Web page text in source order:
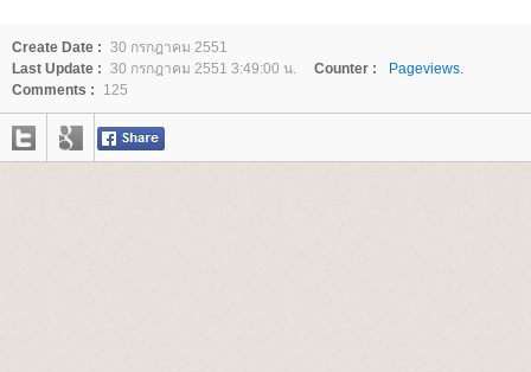
Create Date : 30 กรกฎาคม 2551
Last Update : 30 กรกฎาคม 2551 3:49:00 น. Counter :
Pageviews.
Comments :
125